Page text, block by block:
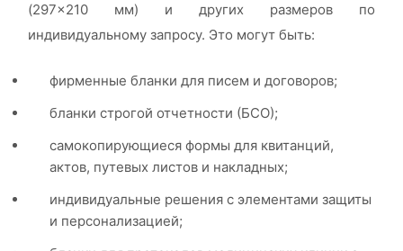
(297×210 мм) и других размеров по
индивидуальному запросу. Это могут быть:
фирменные бланки для писем и договоров;
бланки строгой отчетности (БСО);
самокопирующиеся формы для квитанций,
актов, путевых листов и накладных;
индивидуальные решения с элементами защиты
и персонализацией;